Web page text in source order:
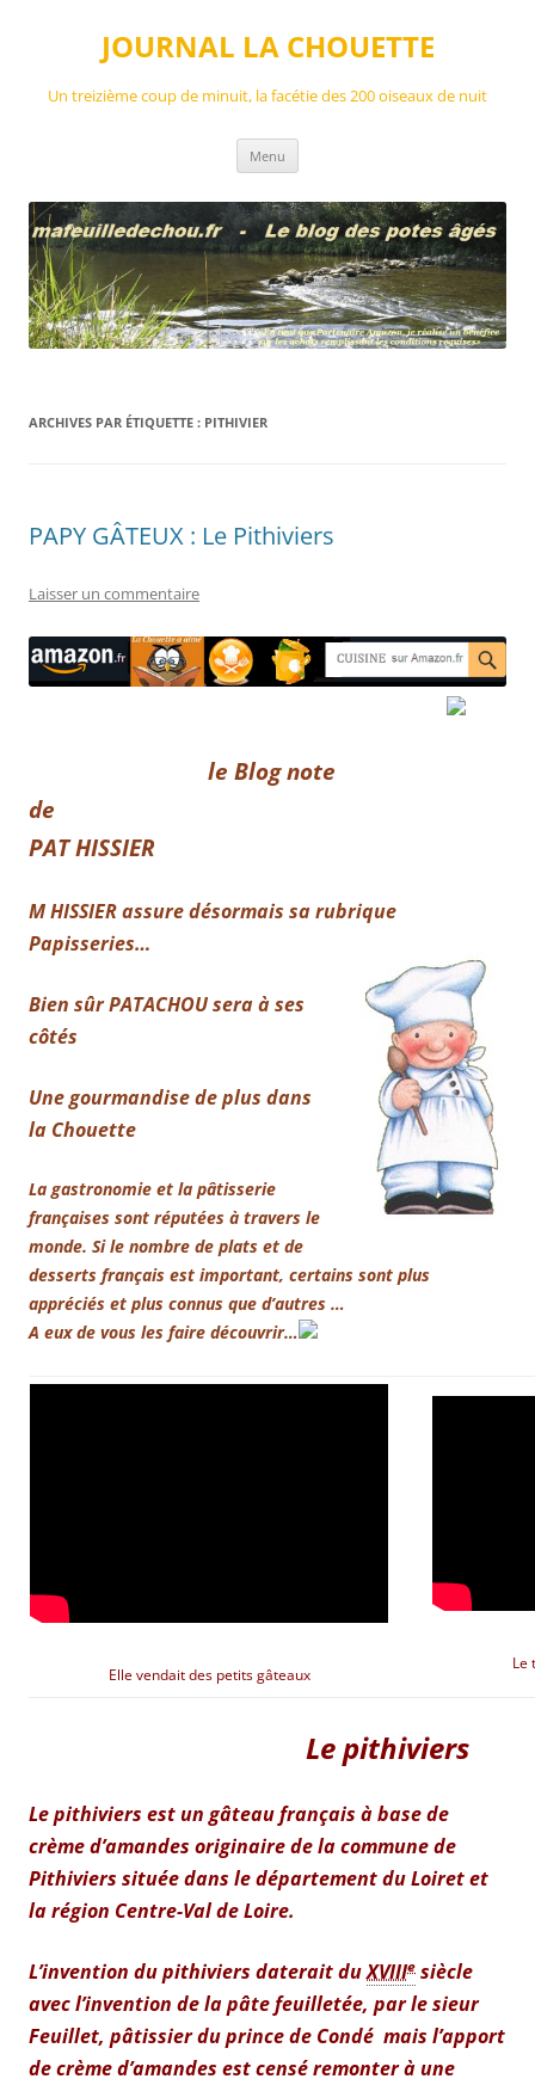
JOURNAL LA CHOUETTE
Un treizième coup de minuit, la facétie des 200 oiseaux de nuit
Menu
ARCHIVES PAR ÉTIQUETTE : PITHIVIER
PAPY GÂTEUX : Le Pithiviers
Laisser un commentaire
le Blog note
de
PAT HISSIER
M HISSIER assure désormais sa rubrique
Papisseries…
Bien sûr PATACHOU sera à ses
côtés
Une gourmandise de plus dans
la Chouette
La gastronomie et la pâtisserie
françaises sont réputées à travers le
monde. Si le nombre de plats et de
desserts français est important, certains sont plus
appréciés et plus connus que d’autres …
A eux de vous les faire découvrir…
Elle vendait des petits gâteaux
Le
Le pithiviers
Le pithiviers est un gâteau français à base de
crème d’amandes originaire de la commune de
Pithiviers située dans le département du Loiret et
la région Centre-Val de Loire.
L’invention du pithiviers daterait duXVIIIe siècle
avec l’invention de la pâte feuilletée, par le sieur
Feuillet, pâtissier du prince de Condé mais l’apport
de crème d’amandes est censé remonter à une